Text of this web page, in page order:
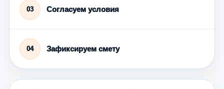
03 Согласуем условия
04 Зафиксируем смету